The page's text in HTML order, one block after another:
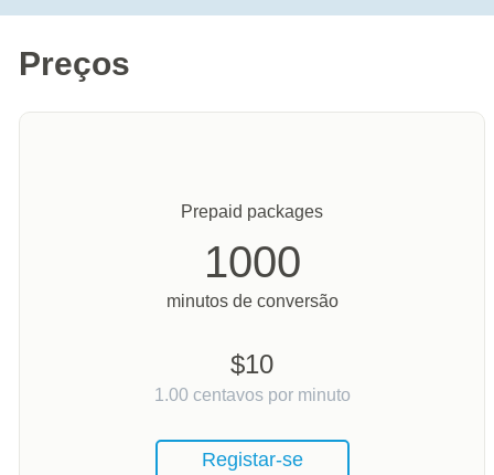
Preços
Prepaid packages
1000
minutos de conversão
$10
1.00 centavos por minuto
Registar-se